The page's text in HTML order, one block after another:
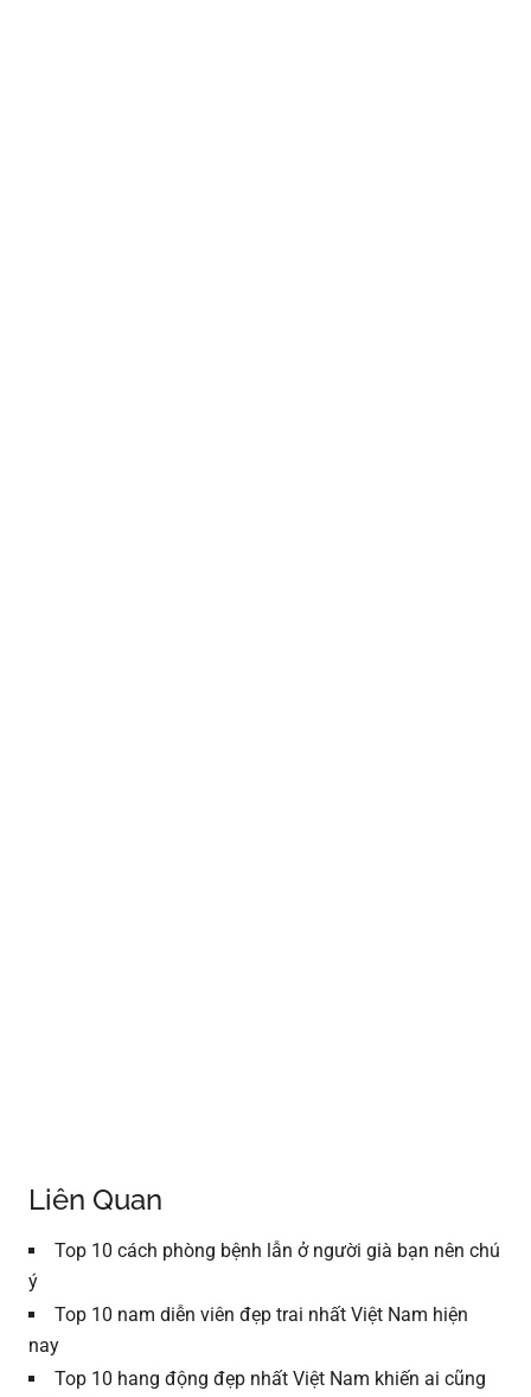
Liên Quan
Top 10 cách phòng bệnh lẫn ở người già bạn nên chú
ý
Top 10 nam diễn viên đẹp trai nhất Việt Nam hiện
nay
Top 10 hang động đẹp nhất Việt Nam khiến ai cũng